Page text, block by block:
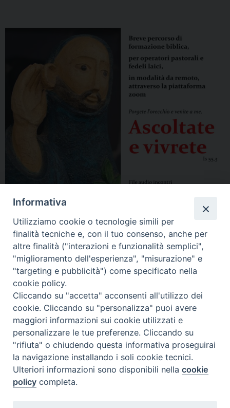
Informativa
Utilizziamo cookie o tecnologie simili per
finalità tecniche e, con il tuo consenso, anche per
altre finalità ("interazioni e funzionalità semplici",
"miglioramento dell'esperienza", "misurazione" e
"targeting e pubblicità") come specificato nella
cookie policy.
Cliccando su "accetta" acconsenti all'utilizzo dei
cookie. Cliccando su "personalizza" puoi avere
maggiori informazioni sui cookie utilizzati e
personalizzare le tue preferenze. Cliccando su
"rifiuta" o chiudendo questa informativa proseguirai
la navigazione installando i soli cookie tecnici.
Ulteriori informazioni sono disponibili nellacookie
policy completa.